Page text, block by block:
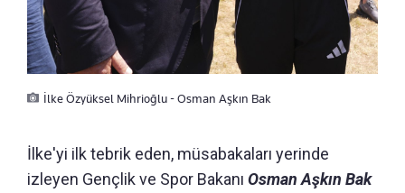
İlke Özyüksel Mihrioğlu - Osman Aşkın Bak
İlke'yi ilk tebrik eden, müsabakaları yerinde
izleyen Gençlik ve Spor Bakanı Osman Aşkın Bak